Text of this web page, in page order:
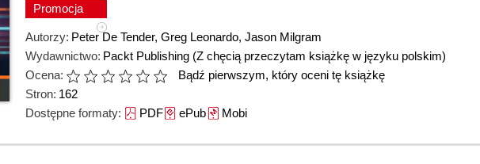
Promocja
Autorzy: Peter De Tender, Greg Leonardo, Jason Milgram
Wydawnictwo: Packt Publishing (Z chęcią przeczytam książkę w języku polskim)
Ocena:
Bądź pierwszym, który oceni tę książkę
Stron: 162
Dostępne formaty: PDFePubMobi